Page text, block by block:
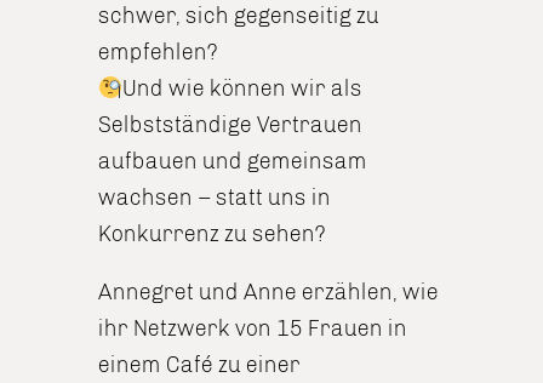
schwer, sich gegenseitig zu
empfehlen?
Und wie können wir als
Selbstständige Vertrauen
aufbauen und gemeinsam
wachsen – statt uns in
Konkurrenz zu sehen?
Annegret und Anne erzählen, wie
ihr Netzwerk von 15 Frauen in
einem Café zu einer